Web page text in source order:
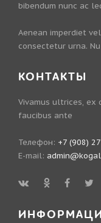
bibendum nunc ac
Aenean imperdiet
consectetur urna.
КОНТАКТЫ
Vivamus ultrices,
faucibus ante
Телефон: +7 (908)
E-mail: